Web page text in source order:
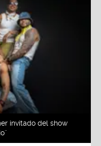
invitado del show